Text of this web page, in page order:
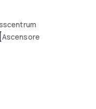
recommended),
Ascensore